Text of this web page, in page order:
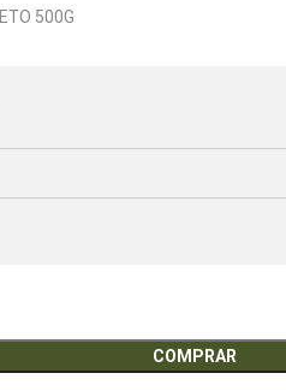
500G
COMPRAR